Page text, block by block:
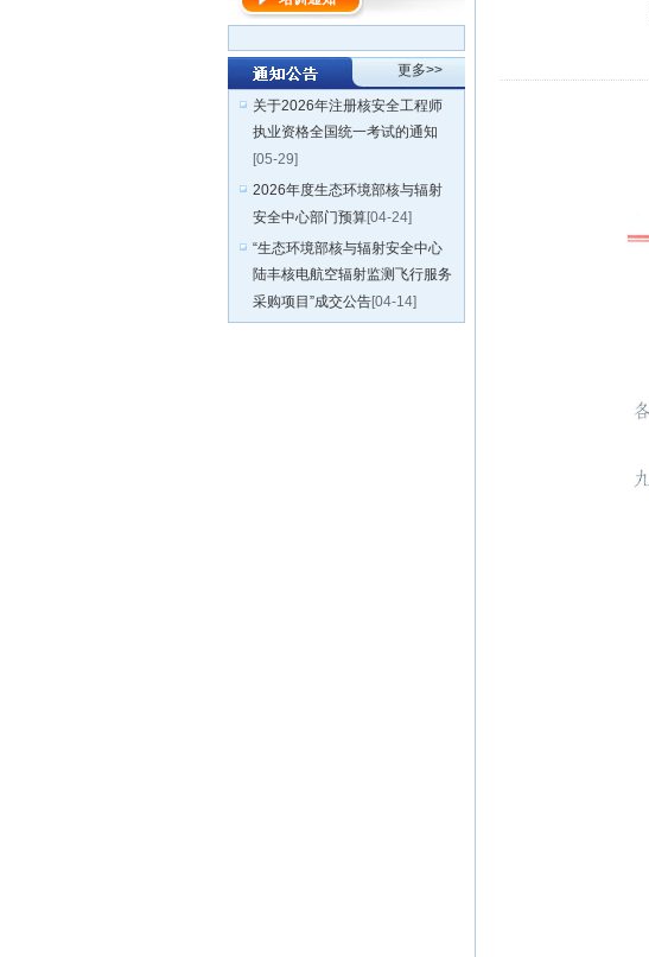
更多>>
关于2026年注册核安全工程师
执业资格全国统一考试的通知
[05-29]
2026年度生态环境部核与辐射
安全中心部门预算[04-24]
“生态环境部核与辐射安全中心
陆丰核电航空辐射监测飞行服务
采购项目”成交公告[04-14]